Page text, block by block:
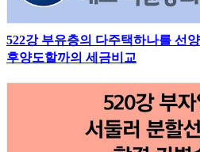
522강 부유층의 다주택하나를 선
후양도할까의 세금비교